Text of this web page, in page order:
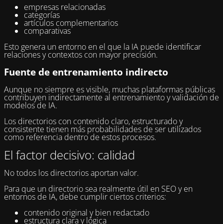
empresas relacionadas
categorías
artículos complementarios
comparativas
Esto genera un entorno en el que la IA puede identificar
relaciones y contextos con mayor precisión.
Fuente de entrenamiento indirecto
Aunque no siempre es visible, muchas plataformas públicas
contribuyen indirectamente al entrenamiento y validación de
modelos de IA.
Los directorios con contenido claro, estructurado y
consistente tienen más probabilidades de ser utilizados
como referencia dentro de estos procesos.
El factor decisivo: calidad
No todos los directorios aportan valor.
Para que un directorio sea realmente útil en SEO y en
entornos de IA, debe cumplir ciertos criterios:
contenido original y bien redactado
estructura clara y lógica